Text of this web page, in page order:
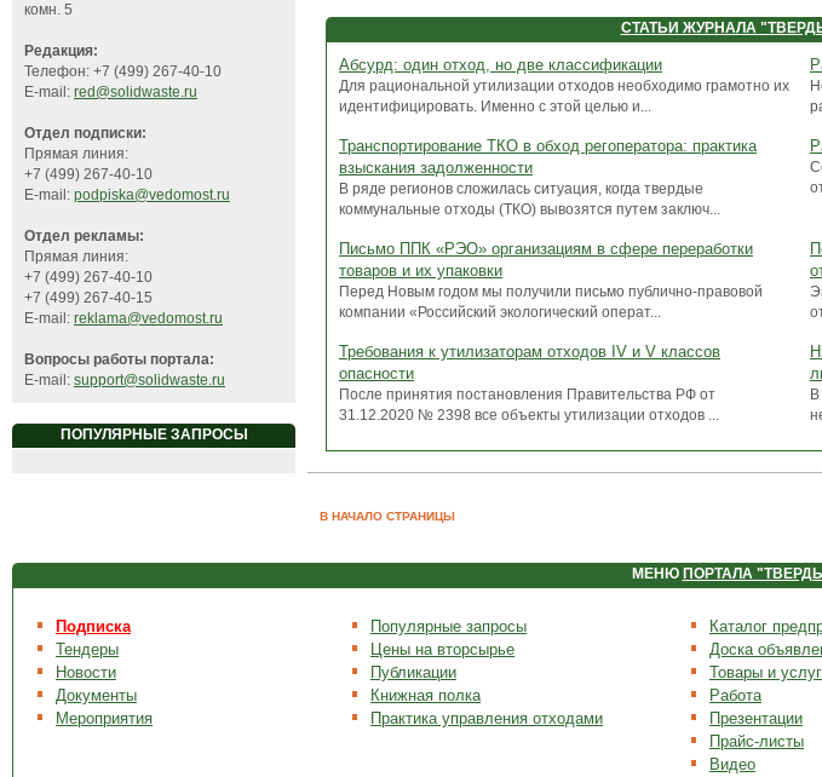
комн. 5
Редакция:
Телефон: +7 (499) 267-40-10
E-mail: red@solidwaste.ru
Отдел подписки:
Прямая линия:
+7 (499) 267-40-10
E-mail: podpiska@vedomost.ru
Отдел рекламы:
Прямая линия:
+7 (499) 267-40-10
+7 (499) 267-40-15
E-mail: reklama@vedomost.ru
Вопросы работы портала:
E-mail: support@solidwaste.ru
ПОПУЛЯРНЫЕ ЗАПРОСЫ
СТАТЬИ ЖУРНАЛА
Абсурд: один отход, но две классификации
Для рациональной утилизации отходов необходимо грамотно их
идентифицировать. Именно с этой целью и...
Транспортирование ТКО в обход регоператора: практика
взыскания задолженности
В ряде регионов сложилась ситуация, когда твердые
коммунальные отходы (ТКО) вывозятся путем заключ...
Письмо ППК «РЭО» организациям в сфере переработки
товаров и их упаковки
Перед Новым годом мы получили письмо публично-правовой
компании «Российский экологический операт...
Требования к утилизаторам отходов IV и V классов
опасности
После принятия постановления Правительства РФ от
31.12.2020 № 2398 все объекты утилизации отходов ...
В НАЧАЛО СТРАНИЦЫ
МЕНЮ ПОРТАЛА
Подписка
Тендеры
Новости
Документы
Мероприятия
Популярные запросы
Цены на вторсырье
Публикации
Книжная полка
Практика управления отходами
Каталог
Доска
Товары и
Работа
Презентации
Прайс-листы
Видео